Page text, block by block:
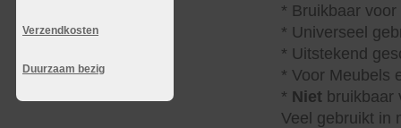
Verzendkosten
Duurzaam bezig
* Bruikbaar
* Universeel
* Uitstekend
* Voor Meubels
* Niet bruikbaar
Veel gebruikt in